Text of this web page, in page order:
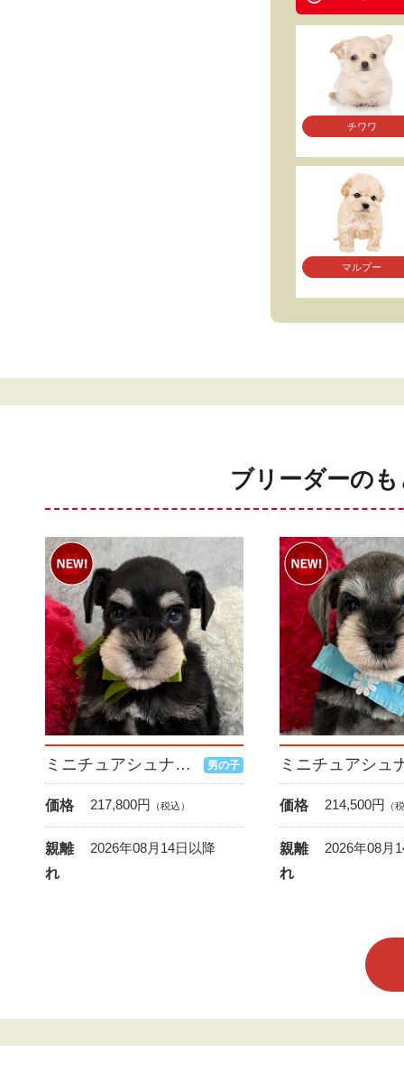
チワワ
マルプー
ブリーダーの
ミニチュアシュナウザー 男の子
価格 217,800円 （税込）
親離
れ
2026年08月14日以降
価格 214,500円 （
親離
れ
2026年08月